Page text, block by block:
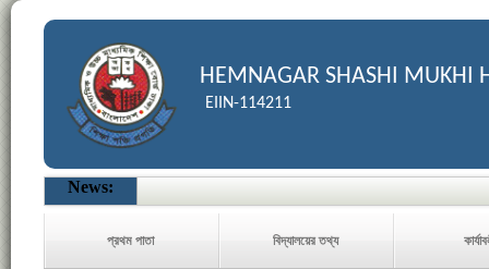
HEMNAGAR SHASHI MUKHI
EIIN-114211
News:
প্রথম পাতা বিদ্যালয়ের তথ্য